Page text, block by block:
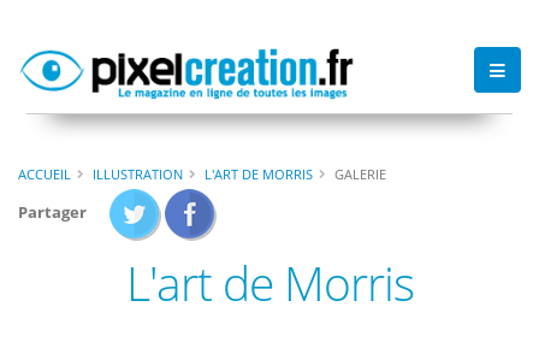
ACCUEIL ILLUSTRATION L'ART DE MORRIS GALERIE
Partager
L'art de Morris